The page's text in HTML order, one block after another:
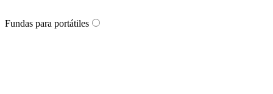
Fundas para portátiles